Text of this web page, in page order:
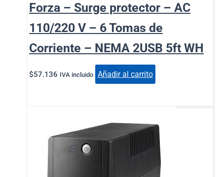
Forza – Surge protector – AC
110/220 V – 6 Tomas de
Corriente – NEMA 2USB 5ft WH
$57.136 IVA incluido Añadir al carrito